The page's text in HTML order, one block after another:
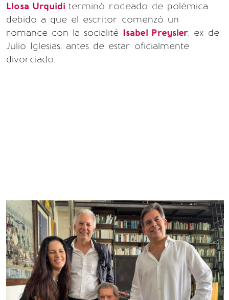
Llosa Urquidi terminó rodeado de polémica
debido a que el escritor comenzó un
romance con la socialité Isabel Preysler, ex de
Julio Iglesias, antes de estar oficialmente
divorciado.